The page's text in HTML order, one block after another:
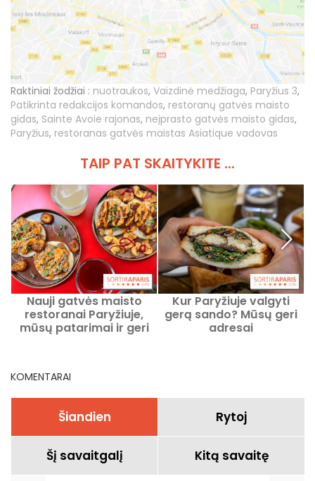
Raktiniai žodžiai : nuotraukos, Vaizdinė medžiaga, Paryžius 3,
Patikrinta redakcijos komandos, restoranų gatvės maisto
gidas, Sainte Avoie rajonas, neįprasto gatvės maisto gidas,
Paryžius, restoranas gatvės maistas Asiatique vadovas
TAIP PAT SKAITYKITE ...
Nauji gatvės maisto
restoranai Paryžiuje,
mūsų patarimai ir geri
Kur Paryžiuje valgyti
gerą sando? Mūsų geri
adresai
KOMENTARAI
Šiandien Rytoj
Šį savaitgalį Kitą savaitę